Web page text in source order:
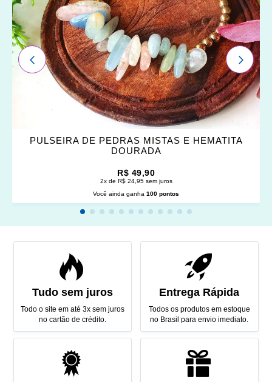
FAVORITOS
PULSEIRA DE PEDRAS MISTAS E HEMATITA
DOURADA
R$ 49,90
2x de R$ 24,95 sem juros
Você ainda ganha 100 pontos
ANTERIOR
Tudo sem juros
Todo o site em até 3x sem juros
no cartão de crédito.
Entrega Rápida
Todos os produtos em estoque
no Brasil para envio imediato.